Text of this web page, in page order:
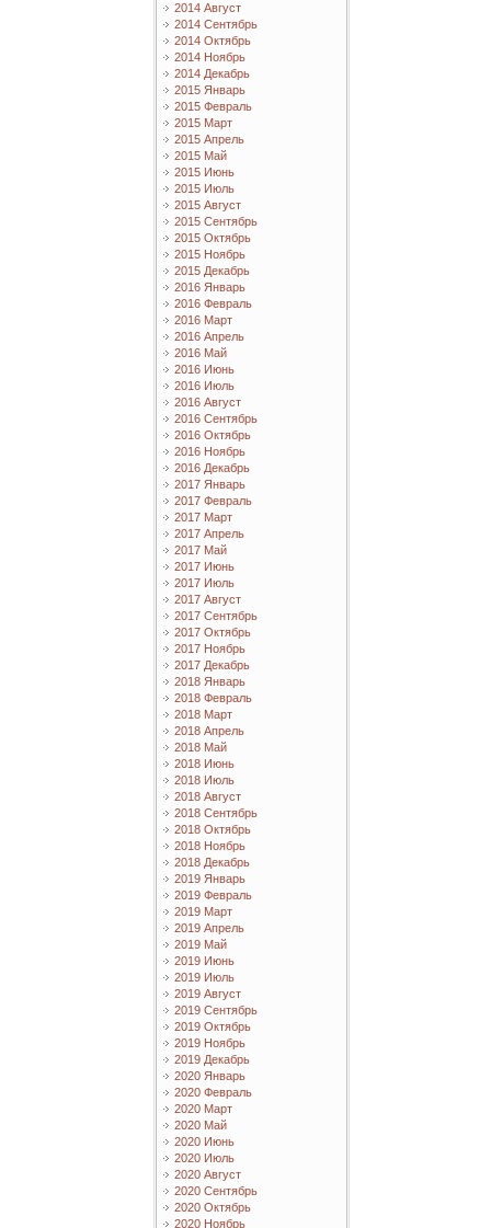
2014 Август
2014 Сентябрь
2014 Октябрь
2014 Ноябрь
2014 Декабрь
2015 Январь
2015 Февраль
2015 Март
2015 Апрель
2015 Май
2015 Июнь
2015 Июль
2015 Август
2015 Сентябрь
2015 Октябрь
2015 Ноябрь
2015 Декабрь
2016 Январь
2016 Февраль
2016 Март
2016 Апрель
2016 Май
2016 Июнь
2016 Июль
2016 Август
2016 Сентябрь
2016 Октябрь
2016 Ноябрь
2016 Декабрь
2017 Январь
2017 Февраль
2017 Март
2017 Апрель
2017 Май
2017 Июнь
2017 Июль
2017 Август
2017 Сентябрь
2017 Октябрь
2017 Ноябрь
2017 Декабрь
2018 Январь
2018 Февраль
2018 Март
2018 Апрель
2018 Май
2018 Июнь
2018 Июль
2018 Август
2018 Сентябрь
2018 Октябрь
2018 Ноябрь
2018 Декабрь
2019 Январь
2019 Февраль
2019 Март
2019 Апрель
2019 Май
2019 Июнь
2019 Июль
2019 Август
2019 Сентябрь
2019 Октябрь
2019 Ноябрь
2019 Декабрь
2020 Январь
2020 Февраль
2020 Март
2020 Май
2020 Июнь
2020 Июль
2020 Август
2020 Сентябрь
2020 Октябрь
2020 Ноябрь